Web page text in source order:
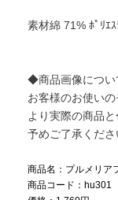
素材綿 71% ﾎﾟﾘｴ
◆商品画像につい
お客様のお使い
より実際の商品
予めご了承くださ
商品名：プルメリア
商品コード：hu301